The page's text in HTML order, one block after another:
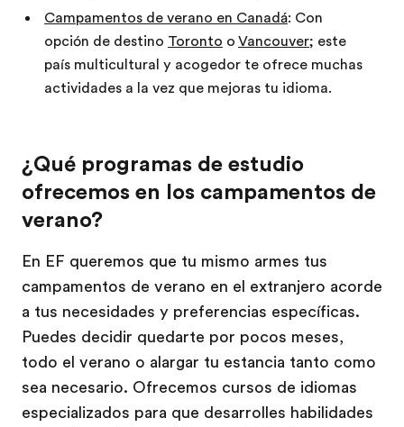
Campamentos de verano en Canadá: Con
opción de destino Toronto o Vancouver; este
país multicultural y acogedor te ofrece muchas
actividades a la vez que mejoras tu idioma.
¿Qué programas de estudio
ofrecemos en los campamentos de
verano?
En EF queremos que tu mismo armes tus
campamentos de verano en el extranjero acorde
a tus necesidades y preferencias específicas.
Puedes decidir quedarte por pocos meses,
todo el verano o alargar tu estancia tanto como
sea necesario. Ofrecemos cursos de idiomas
especializados para que desarrolles habilidades